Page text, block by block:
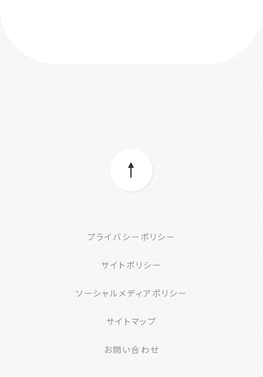
プライバシーポリシー
サイトポリシー
ソーシャルメディアポリシー
サイトマップ
お問い合わせ